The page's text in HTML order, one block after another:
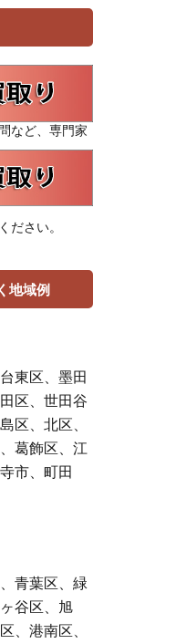
など、専門家
ださい。
地域例
東区、墨田
区、世田谷
区、北区、
葛飾区、江
市、町田
青葉区、緑
谷区、旭
、港南区、